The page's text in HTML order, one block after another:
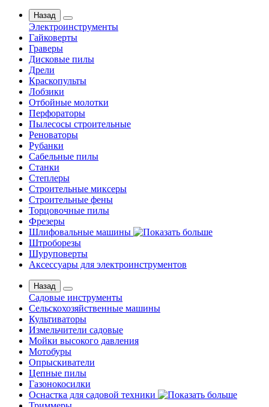
Назад
Электроинструменты
Гайковерты
Граверы
Дисковые пилы
Дрели
Краскопульты
Лобзики
Отбойные молотки
Перфораторы
Пылесосы строительные
Реноваторы
Рубанки
Сабельные пилы
Станки
Степлеры
Строительные миксеры
Строительные фены
Торцовочные пилы
Фрезеры
Шлифовальные машины
Штроборезы
Шуруповерты
Аксессуары для электроинструментов
Назад
Садовые инструменты
Сельскохозяйственные машины
Культиваторы
Измельчители садовые
Мойки высокого давления
Мотобуры
Опрыскиватели
Цепные пилы
Газонокосилки
Оснастка для садовой техники